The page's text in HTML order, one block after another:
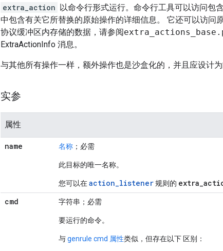
extra_action 以命令行形式运行。命令行工具可以访问包
中包含有关它所替换的原始操作的详细信息。 它还可以访问
协议缓冲区内存储的数据，请参阅
ExtraActionInfo 消息。
与其他所有操作一样，额外操作也是沙盒化的，并且应设计为
实参
属性
name 名称 ；必需
此目标的唯一名称。
您可以在action_listener规则的 extra_
cmd 字符串；必需
要运行的命令。
与genrule cmd 属性类似，但存在以下 区别：